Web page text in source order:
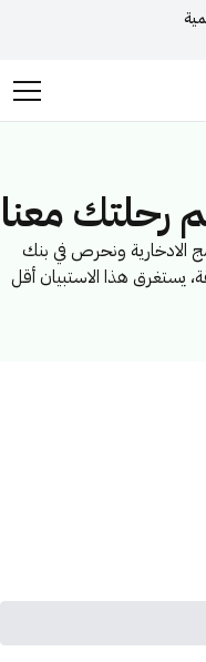
السعودية تنتهي بـ
الحكومية في المملكة
بروتوكولHTTPS
الاصطناعي
رحلتك معنا
الادخارية ونحرص في بنك
يستغرق هذا الاستبيان أقل